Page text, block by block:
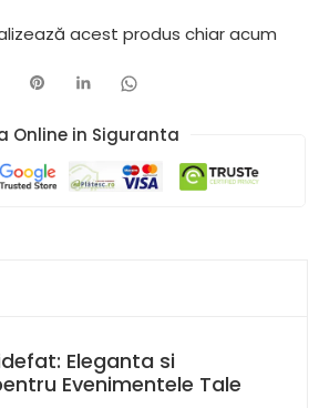
acest produs chiar acum
Online in Siguranta​
Eleganta si
Evenimentele Tale